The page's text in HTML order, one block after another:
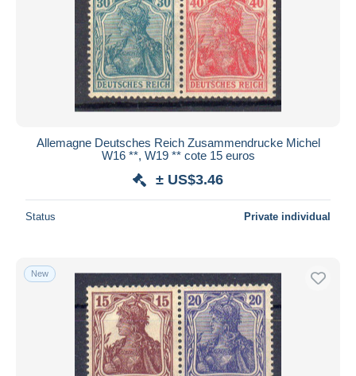
Allemagne Deutsches Reich Zusammendrucke Michel
W16 **, W19 ** cote 15 euros
± US$3.46
Status Private individual
New